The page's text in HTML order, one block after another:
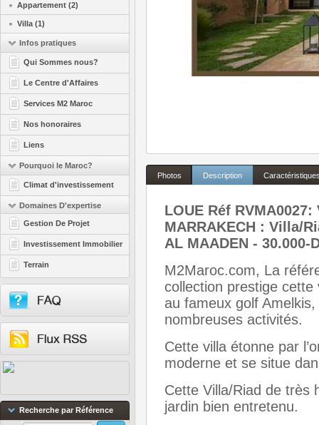
Appartement (2)
Villa (1)
Infos pratiques
Qui Sommes nous?
Le Centre d'Affaires
Services M2 Maroc
Nos honoraires
Liens
Pourquoi le Maroc?
Climat d'investissement
Domaines D'expertise
Gestion De Projet
Investissement Immobilier
Terrain
Recherche par Référence
Photos Description
LOUE Réf RVMA0027:
MARRAKECH : Villa/
AL MAADEN - 30.000-
M2Maroc.com, La
collection prestige
au fameux golf
nombreuses activités.
Cette villa étonne par
moderne et se situe
Cette Villa/Riad de très
jardin bien entretenu.